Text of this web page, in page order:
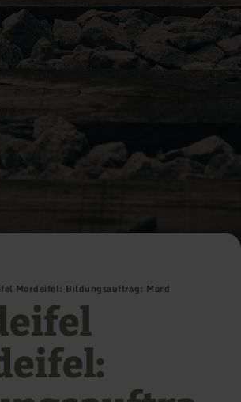
Mordeifel: Bildungsauftrag: Mord